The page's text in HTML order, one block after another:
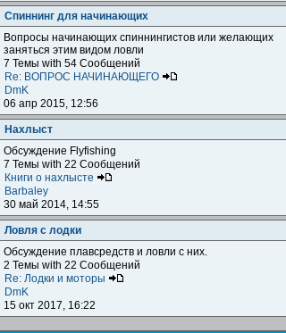
Спиннинг для начинающих
Вопросы начинающих спиннингистов или желающих
заняться этим видом ловли
7 Темы with 54 Сообщений
Re: ВОПРОС НАЧИНАЮЩЕГО
DmK
06 апр 2015, 12:56
Нахлыст
Обсуждение Flyfishing
7 Темы with 22 Сообщений
Книги о нахлысте
Barbaley
30 май 2014, 14:55
Ловля с лодки
Обсуждение плавсредств и ловли с них.
2 Темы with 22 Сообщений
Re: Лодки и моторы
DmK
15 окт 2017, 16:22